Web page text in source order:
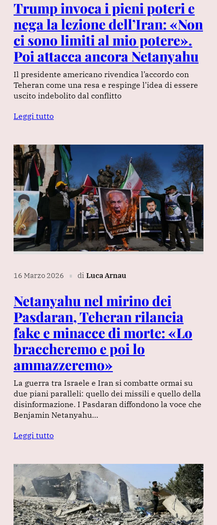
Trump invoca i pieni poteri e
nega la lezione dell’Iran: «Non
ci sono limiti al mio potere».
Poi attacca ancora Netanyahu
Il presidente americano rivendica l’accordo con
Teheran come una resa e respinge l’idea di essere
uscito indebolito dal conflitto
Leggi tutto
16 Marzo 2026 ∎ di Luca Arnau
Netanyahu nel mirino dei
Pasdaran, Teheran rilancia
fake e minacce di morte: «Lo
braccheremo e poi lo
ammazzeremo»
La guerra tra Israele e Iran si combatte ormai su
due piani paralleli: quello dei missili e quello della
disinformazione. I Pasdaran diffondono la voce che
Benjamin Netanyahu…
Leggi tutto